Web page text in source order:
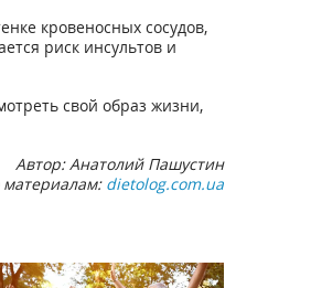
кровеносных сосудов,
риск инсультов и
свой образ жизни,
Автор: Анатолий Пашустин
материалам: dietolog.com.ua